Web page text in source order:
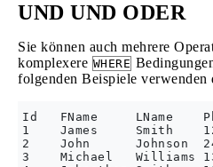
UND UND ODER
Sie können auch mehrere
komplexere WHERE
folgenden Beispiele verwenden
Id   FName     LName
1    James     Smith
2    John      Johnson
3    Michael   Williams